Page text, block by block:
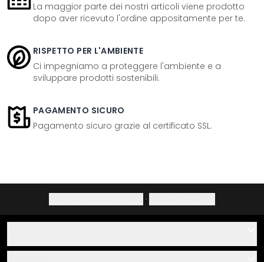
La maggior parte dei nostri articoli viene prodotto
dopo aver ricevuto l'ordine appositamente per te.
RISPETTO PER L'AMBIENTE
Ci impegniamo a proteggere l'ambiente e a
sviluppare prodotti sostenibili.
PAGAMENTO SICURO
Pagamento sicuro grazie al certificato SSL.
·